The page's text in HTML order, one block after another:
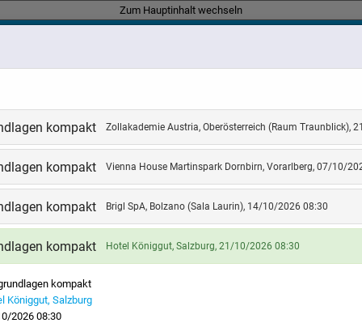
Zum Hauptinhalt wechseln
außenwirtschaftsrechtliche Anforderungen an im-
sich in einem wirtschaftspolitisch dynamischen
verschiedene Gestaltungsoptionen,
Gegenteilig können
einer unwirtschaftlichen Auftragsabwicklung
sein.
kompakt Zollakademie Austria, Oberösterreich (Raum Traunblick),
kompakt Vienna House Martinspark Dornbirn, Vorarlberg, 07/10/
kompakt Brigl SpA, Bolzano (Sala Laurin), 14/10/2026 08:30
kompakt Hotel Königgut, Salzburg, 21/10/2026 08:30
kompakt
Königgut, Salzburg
2026 08:30